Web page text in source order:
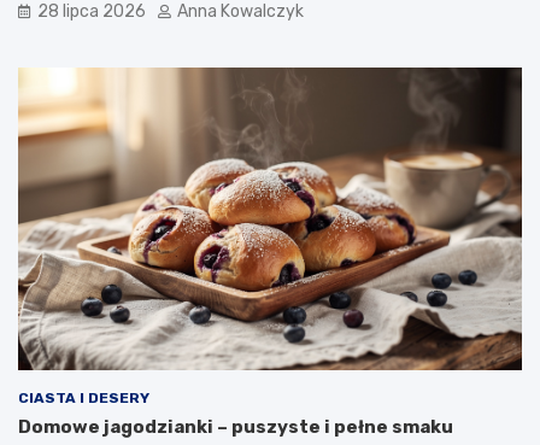
28 lipca 2026 Anna Kowalczyk
CIASTA I DESERY
Domowe jagodzianki – puszyste i pełne smaku